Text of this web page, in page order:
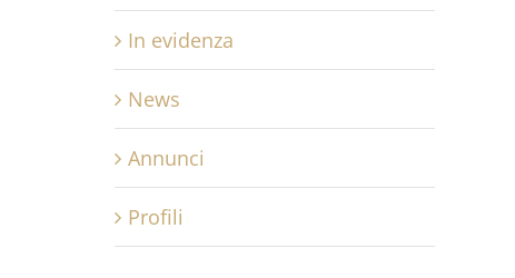
In evidenza
News
Annunci
Profili